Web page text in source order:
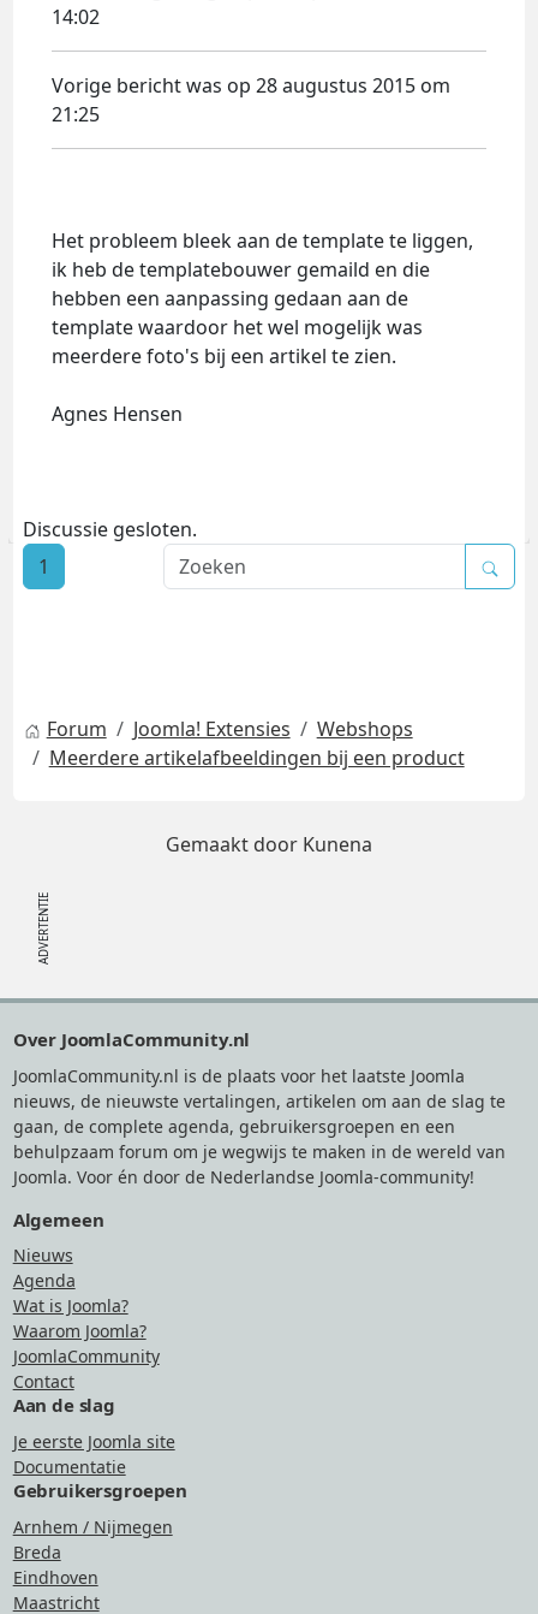
14:02
Vorige bericht was op 28 augustus 2015 om
21:25
Het probleem bleek aan de template te liggen,
ik heb de templatebouwer gemaild en die
hebben een aanpassing gedaan aan de
template waardoor het wel mogelijk was
meerdere foto's bij een artikel te zien.
Agnes Hensen
Discussie gesloten.
1
Forum Joomla! Extensies
Webshops
Meerdere artikelafbeeldingen bij een product
Gemaakt door Kunena
Over JoomlaCommunity.nl
JoomlaCommunity.nl is de plaats voor het laatste Joomla
nieuws, de nieuwste vertalingen, artikelen om aan de slag te
gaan, de complete agenda, gebruikersgroepen en een
behulpzaam forum om je wegwijs te maken in de wereld van
Joomla. Voor én door de Nederlandse Joomla-community!
Algemeen
Nieuws
Agenda
Wat is Joomla?
Waarom Joomla?
JoomlaCommunity
Contact
Aan de slag
Je eerste Joomla site
Documentatie
Gebruikersgroepen
Arnhem / Nijmegen
Breda
Eindhoven
Maastricht